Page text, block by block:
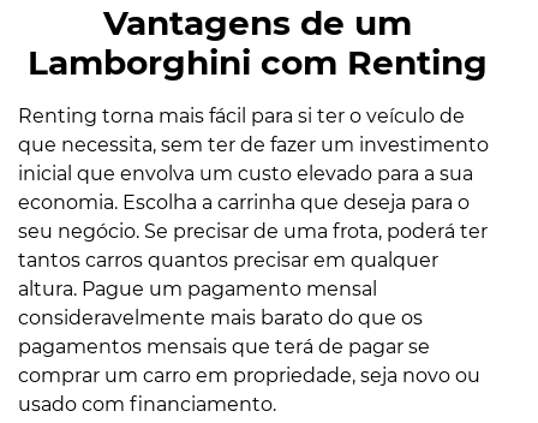
Vantagens de um
Lamborghini com Renting
Renting torna mais fácil para si ter o veículo de
que necessita, sem ter de fazer um investimento
inicial que envolva um custo elevado para a sua
economia. Escolha a carrinha que deseja para o
seu negócio. Se precisar de uma frota, poderá ter
tantos carros quantos precisar em qualquer
altura. Pague um pagamento mensal
consideravelmente mais barato do que os
pagamentos mensais que terá de pagar se
comprar um carro em propriedade, seja novo ou
usado com financiamento.